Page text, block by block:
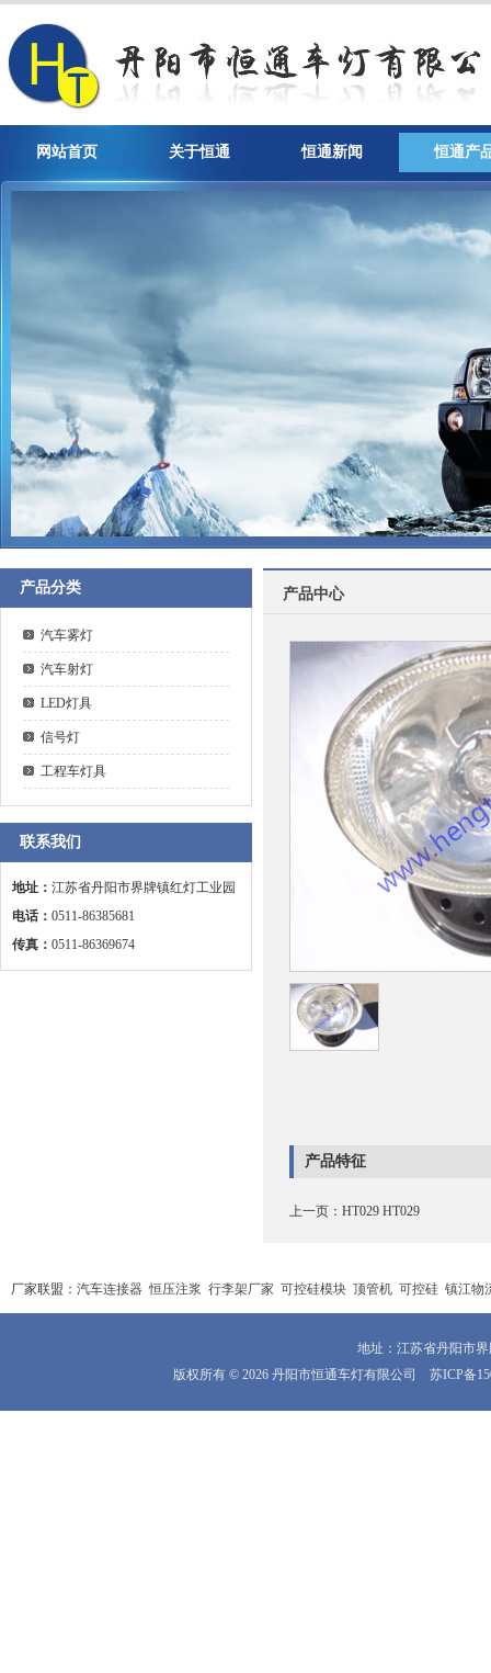
网站首页 关于恒通 恒通新闻 恒通产
产品分类
汽车雾灯
汽车射灯
LED灯具
信号灯
工程车灯具
联系我们
地址： 江苏省丹阳市界牌镇红灯工业园
电话： 0511-86385681
传真： 0511-86369674
产品中心
产品特征
上一页： HT029 HT029
厂家联盟： 汽车连接器 恒压注浆 行李架厂家 可控硅模块 顶管机 可控硅 镇江物
地址：江苏省丹阳市
版权所有 © 2026 丹阳市恒通车灯有限公司 苏ICP备